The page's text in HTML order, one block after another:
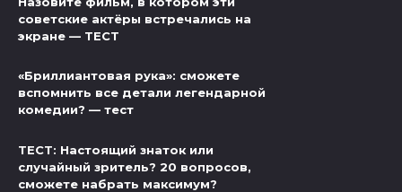
советские актёры встречались на
экране — ТЕСТ
«Бриллиантовая рука»: сможете
вспомнить все детали легендарной
комедии? — тест
ТЕСТ: Настоящий знаток или
случайный зритель? 20 вопросов,
сможете набрать максимум?